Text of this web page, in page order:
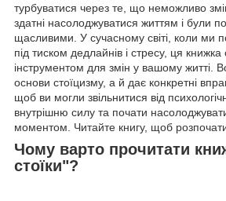
турбуватися через те, що неможливо
здатні насолоджуватися життям і були
щасливими. У сучасному світі, коли ми
під тиском дедлайнів і стресу, ця
інструментом для змін у вашому житті.
основи стоїцизму, а й дає конкретні
щоб ви могли звільнитися від
внутрішню силу та почати
моментом. Читайте книгу, щоб
Чому варто прочитати
стоїки"?